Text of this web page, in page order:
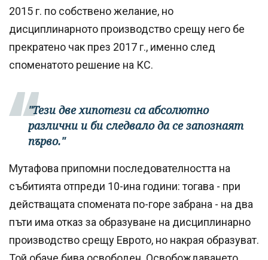
2015 г. по собствено желание, но
дисциплинарното производство срещу него бе
прекратено чак през 2017 г., именно след
споменатото решение на КС.
"Тези две хипотези са абсолютно
различни и би следвало да се запознаят
първо."
Мутафова припомни последователността на
събитията отпреди 10-ина години: тогава - при
действащата спомената по-горе забрана - на два
пъти има отказ за образуване на дисциплинарно
производство срещу Еврото, но накрая образуват.